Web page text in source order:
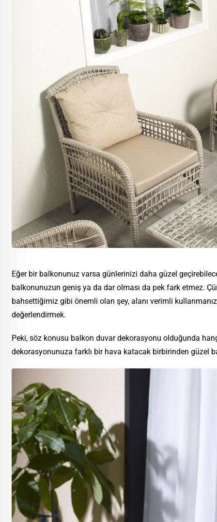
Eğer bir balkonunuz varsa günlerinizi daha güzel
balkonunuzun geniş ya da dar olması da pek fark etmez.
bahsettiğimiz gibi önemli olan şey, alanı verimli
değerlendirmek.
Peki, söz konusu balkon duvar dekorasyonu olduğunda
dekorasyonunuza farklı bir hava katacak birbirinden güzel